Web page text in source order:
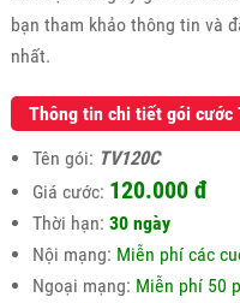
bạn tham khảo thông tin và
nhất.
Thông tin chi tiết gói cước
Tên gói: TV120C
Giá cước: 120.000 đ
Thời hạn: 30 ngày
Nội mạng: Miễn phí các
Ngoại mạng: Miễn phí 50